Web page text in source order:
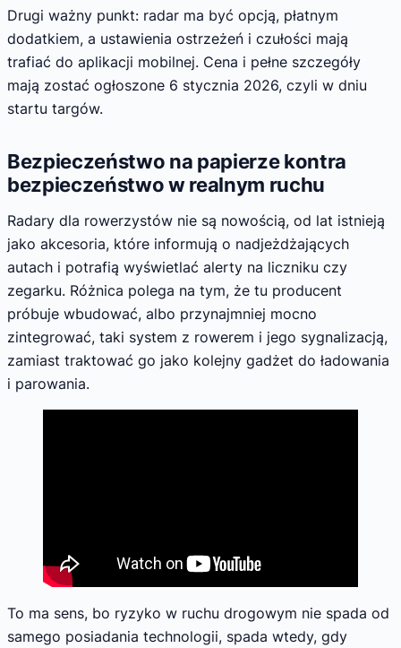
Drugi ważny punkt: radar ma być opcją, płatnym
dodatkiem, a ustawienia ostrzeżeń i czułości mają
trafiać do aplikacji mobilnej. Cena i pełne szczegóły
mają zostać ogłoszone 6 stycznia 2026, czyli w dniu
startu targów.
Bezpieczeństwo na papierze kontra
bezpieczeństwo w realnym ruchu
Radary dla rowerzystów nie są nowością, od lat istnieją
jako akcesoria, które informują o nadjeżdżających
autach i potrafią wyświetlać alerty na liczniku czy
zegarku. Różnica polega na tym, że tu producent
próbuje wbudować, albo przynajmniej mocno
zintegrować, taki system z rowerem i jego sygnalizacją,
zamiast traktować go jako kolejny gadżet do ładowania
i parowania.
To ma sens, bo ryzyko w ruchu drogowym nie spada od
samego posiadania technologii, spada wtedy, gdy